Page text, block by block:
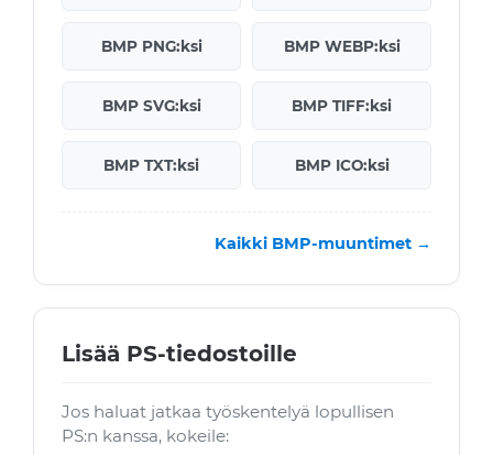
BMP PNG:ksi BMP WEBP:ksi
BMP SVG:ksi BMP TIFF:ksi
BMP TXT:ksi BMP ICO:ksi
Kaikki BMP-muuntimet →
Lisää PS-tiedostoille
Jos haluat jatkaa työskentelyä lopullisen
PS:n kanssa, kokeile: